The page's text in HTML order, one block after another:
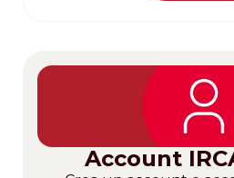
Account